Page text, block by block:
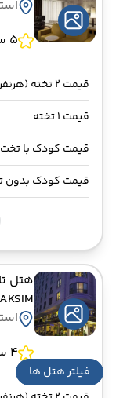
فیلتر هتل ها
5 ستاره
قیمت 2 تخته (هرنفر)
قیمت 1 تخته
قیمت کودک با تخت
قیمت کودک بدون
هتل
4 ستاره